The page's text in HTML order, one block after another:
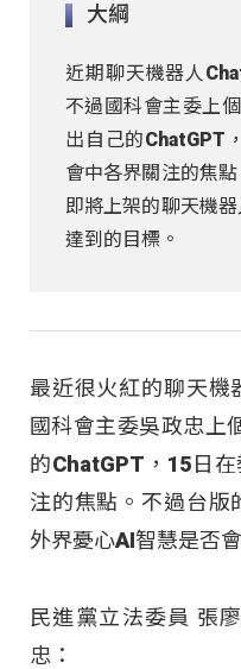
大綱
近期聊天機器人
不過國科會主委上
出自己的ChatGPT
會中各界關注的焦
即將上架的聊天機
達到的目標。
最近很火紅的聊天機
國科會主委吳政忠上
的ChatGPT，15日
注的焦點。不過台版
外界憂心AI智慧是否
民進黨立法委員 張
忠：